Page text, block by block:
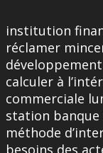
institution
réclamer
calculer à
commerciale
station banque
méthode
besoins des